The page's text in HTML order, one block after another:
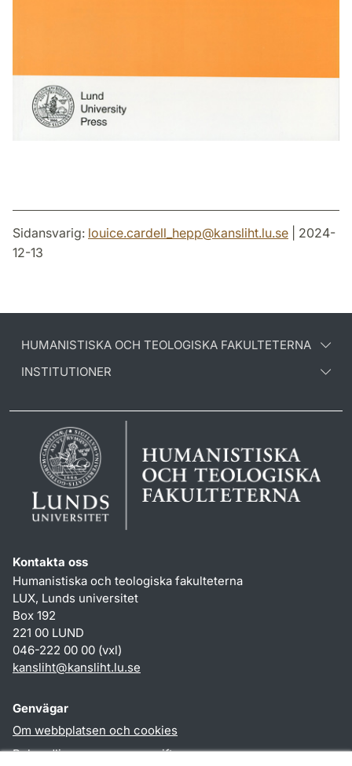
Sidansvarig: louice.cardell_hepp@kansliht.lu.se | 2024-
12-13
HUMANISTISKA OCH TEOLOGISKA FAKULTETERNA
INSTITUTIONER
Kontakta oss
Humanistiska och teologiska fakulteterna
LUX, Lunds universitet
Box 192
221 00 LUND
046-222 00 00 (vxl)
kansliht@kansliht.lu.se
Genvägar
Om webbplatsen och cookies
Behandling av personuppgifter